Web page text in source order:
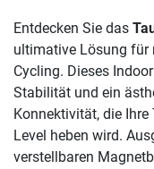
Entdecken Sie das
ultimative Lösung für
Cycling. Dieses
Stabilität und ein
Konnektivität, die
Level heben wird.
verstellbaren